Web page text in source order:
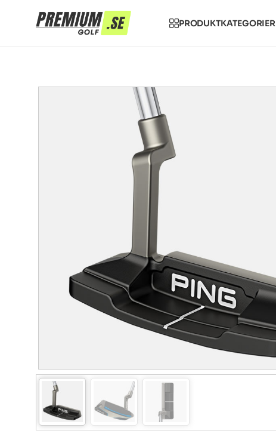
PRODUKTKATEGORIER